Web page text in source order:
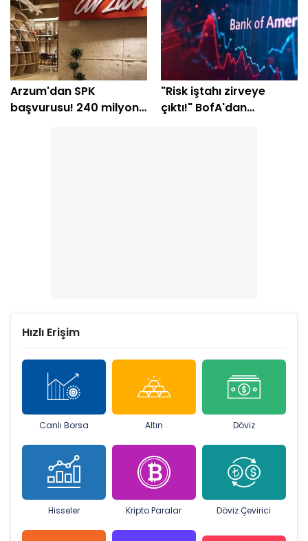
Arzum'dan SPK
başvurusu! 240 milyon
"Risk iştahı zirveye
çıktı!" BofA'dan
Hızlı Erişim
Canlı Borsa Altın Döviz
Hisseler Kripto Paralar Döviz Çevirici